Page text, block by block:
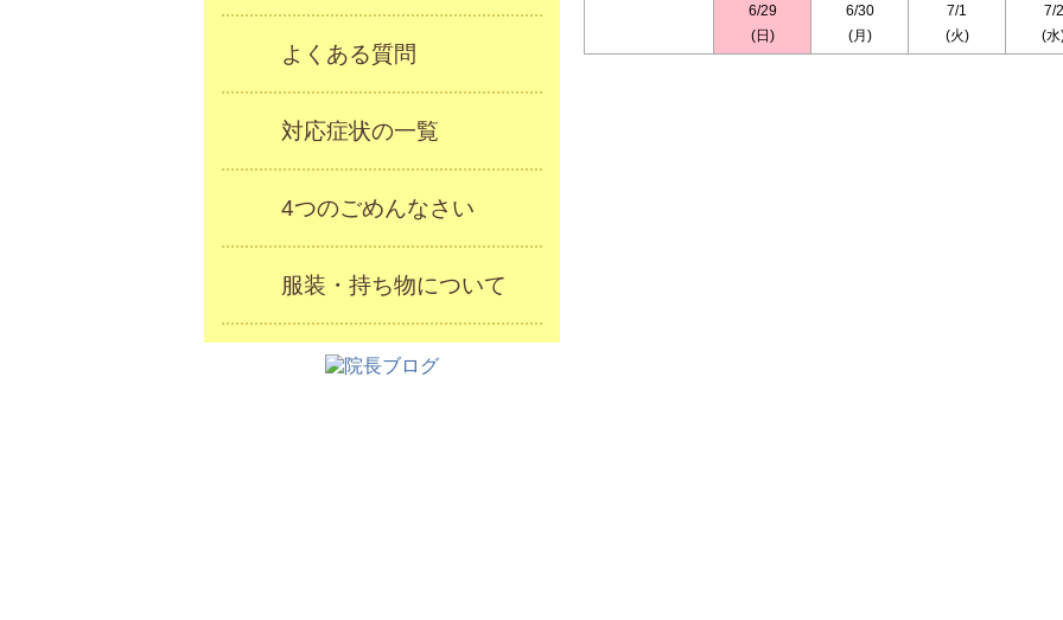
6/29
(日)
6/30
(月)
7/1
(火)
7/2
(水
よくある質問
対応症状の一覧
4つのごめんなさい
服装・持ち物について